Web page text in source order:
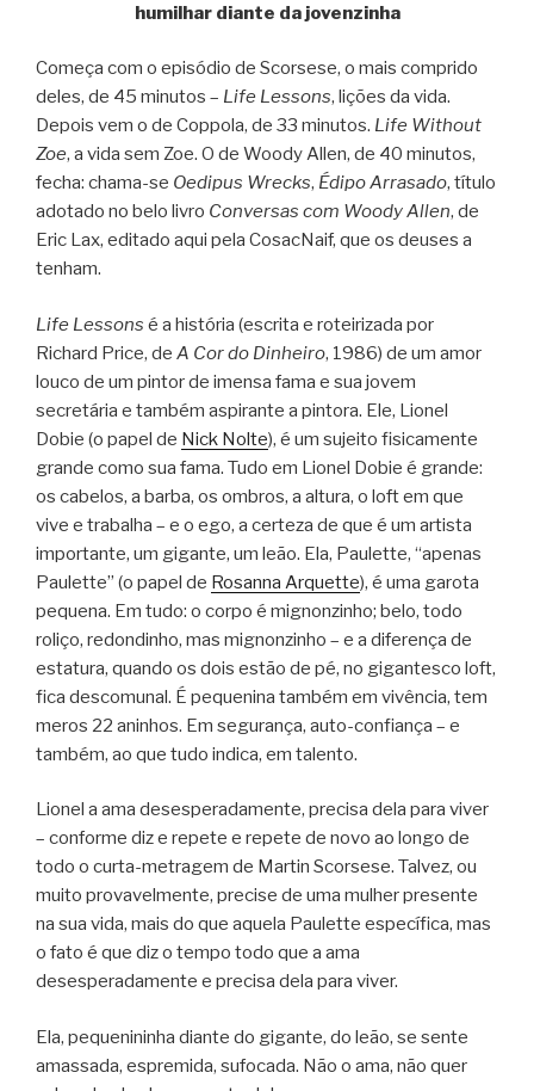
humilhar diante da jovenzinha
Começa com o episódio de Scorsese, o mais comprido
deles, de 45 minutos – Life Lessons, lições da vida.
Depois vem o de Coppola, de 33 minutos. Life Without
Zoe, a vida sem Zoe. O de Woody Allen, de 40 minutos,
fecha: chama-se Oedipus Wrecks, Édipo Arrasado, título
adotado no belo livro Conversas com Woody Allen, de
Eric Lax, editado aqui pela CosacNaif, que os deuses a
tenham.
Life Lessons é a história (escrita e roteirizada por
Richard Price, de A Cor do Dinheiro, 1986) de um amor
louco de um pintor de imensa fama e sua jovem
secretária e também aspirante a pintora. Ele, Lionel
Dobie (o papel de Nick Nolte), é um sujeito fisicamente
grande como sua fama. Tudo em Lionel Dobie é grande:
os cabelos, a barba, os ombros, a altura, o loft em que
vive e trabalha – e o ego, a certeza de que é um artista
importante, um gigante, um leão. Ela, Paulette, “apenas
Paulette” (o papel de Rosanna Arquette), é uma garota
pequena. Em tudo: o corpo é mignonzinho; belo, todo
roliço, redondinho, mas mignonzinho – e a diferença de
estatura, quando os dois estão de pé, no gigantesco loft,
fica descomunal. É pequenina também em vivência, tem
meros 22 aninhos. Em segurança, auto-confiança – e
também, ao que tudo indica, em talento.
Lionel a ama desesperadamente, precisa dela para viver
– conforme diz e repete e repete de novo ao longo de
todo o curta-metragem de Martin Scorsese. Talvez, ou
muito provavelmente, precise de uma mulher presente
na sua vida, mais do que aquela Paulette específica, mas
o fato é que diz o tempo todo que a ama
desesperadamente e precisa dela para viver.
Ela, pequenininha diante do gigante, do leão, se sente
amassada, espremida, sufocada. Não o ama, não quer